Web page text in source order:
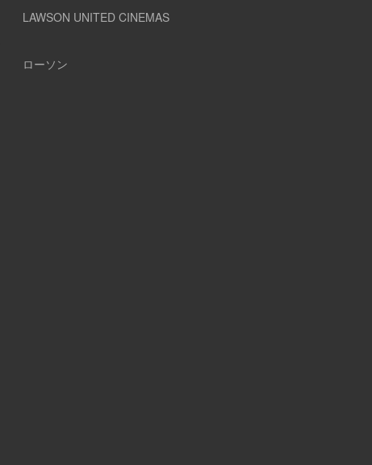
LAWSON UNITED CINEMAS
ローソン